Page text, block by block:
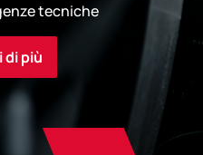
tecniche
di più